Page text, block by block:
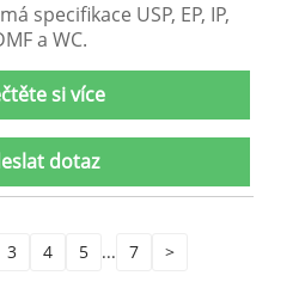
specifikace USP, EP, IP,
a WC.
si více
dotaz
3 4 5 ... 7 >